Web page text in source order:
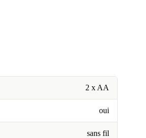
2 x AA
oui
sans fil